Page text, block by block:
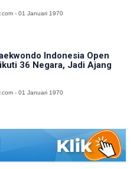
- 01 Januari 1970
Indonesia Open
36 Negara, Jadi Ajang
- 01 Januari 1970